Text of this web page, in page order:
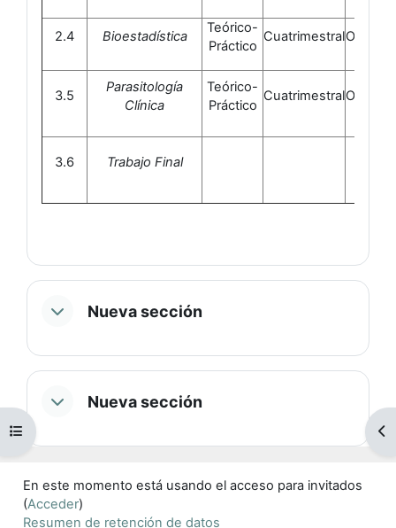
Abrir índice del curso
2.4 Bioestadística
Teórico-
Práctico
Cuatrimestral
3.5
Parasitología
Clínica
Teórico-
Práctico
Cuatrimestral
3.6 Trabajo Final
Nueva sección
Nueva sección
En este momento está usando el acceso para invitados
(Acceder)
Resumen de retención de datos